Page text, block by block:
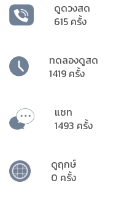
ดูดวงสด
615 ครั้ง
ทดลองดูสด
1419 ครั้ง
แชท
1493 ครั้ง
ดูฤกษ์
0 ครั้ง